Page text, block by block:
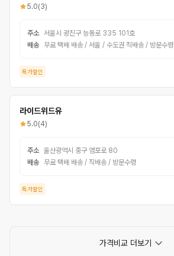
5.0(3)
주소 서울시 광진구 능동로 335 101호
배송
무료 택배 배송 / 서울 / 수도권 직배송 / 방문수령
특가할인
라이드위드유
5.0(4)
주소 울산광역시 중구 염포로 80
배송
무료 택배 배송 / 직배송 / 방문수령
특가할인
가격비교 더보기